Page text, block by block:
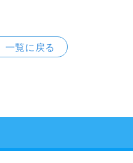
一覧に戻る